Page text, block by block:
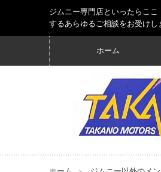
ジムニー専門店といったらこ
するあらゆるご相談をお受けし
ホーム